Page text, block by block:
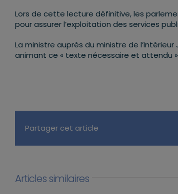
Lors de cette lecture définitive, les
pour assurer l’exploitation des services
La ministre auprès du ministre de
animant ce « texte nécessaire et attendu
Partager cet article
Articles similaires